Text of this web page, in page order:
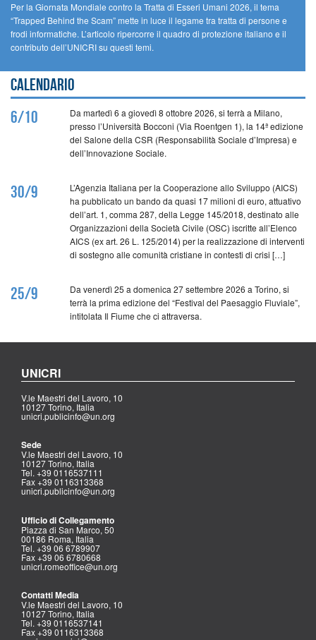
Per la Giornata Mondiale contro la Tratta di Esseri Umani 2026, il tema
“Trapped Behind the Scam” mette in luce il legame tra tratta di persone e
frodi informatiche. L’articolo ripercorre il quadro di protezione italiano e il
contributo dell’UNICRI su questi temi.
Calendario
6/10
Da martedì 6 a giovedì 8 ottobre 2026, si terrà a Milano,
presso l’Università Bocconi (Via Roentgen 1), la 14ª edizione
del Salone della CSR (Responsabilità Sociale d’Impresa) e
dell’Innovazione Sociale.
30/9
L’Agenzia Italiana per la Cooperazione allo Sviluppo (AICS)
ha pubblicato un bando da quasi 17 milioni di euro, attuativo
dell’art. 1, comma 287, della Legge 145/2018, destinato alle
Organizzazioni della Società Civile (OSC) iscritte all’Elenco
AICS (ex art. 26 L. 125/2014) per la realizzazione di interventi
di sostegno alle comunità cristiane in contesti di crisi […]
25/9
Da venerdì 25 a domenica 27 settembre 2026 a Torino, si
terrà la prima edizione del “Festival del Paesaggio Fluviale”,
intitolata Il Fiume che ci attraversa.
UNICRI
V.le Maestri del Lavoro, 10
10127 Torino, Italia
unicri.publicinfo@un.org
Sede
V.le Maestri del Lavoro, 10
10127 Torino, Italia
Tel. +39 0116537111
Fax +39 0116313368
unicri.publicinfo@un.org
Ufficio di Collegamento
Piazza di San Marco, 50
00186 Roma, Italia
Tel. +39 06 6789907
Fax +39 06 6780668
unicri.romeoffice@un.org
Contatti Media
V.le Maestri del Lavoro, 10
10127 Torino, Italia
Tel. +39 0116537141
Fax +39 0116313368